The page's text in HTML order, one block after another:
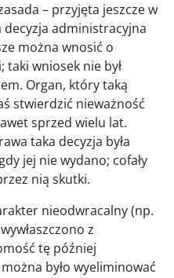
– przyjęta jeszcze w
decyzja administracyjna
można wnosić o
wniosek nie był
Organ, który taką
stwierdzić nieważność
sprzed wielu lat.
taka decyzja była
jej nie wydano; cofały
nią skutki.
nieodwracalny (np.
z
tę później
było wyeliminować